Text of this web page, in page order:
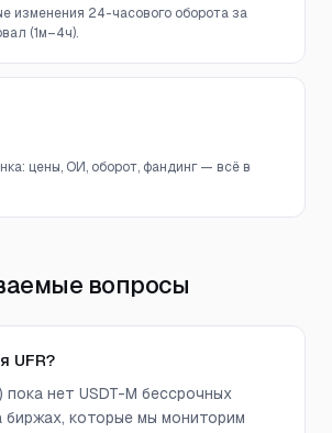
изменения 24-часового оборота за
(1м–4ч).
цены, ОИ, оборот, фандинг — всё в
вопросы
UFR?
пока нет USDT-M бессрочных
которые мы мониторим